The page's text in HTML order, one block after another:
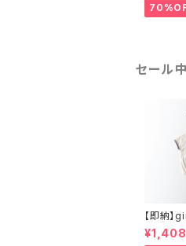
セール
【即納】
ングロン
¥1,408